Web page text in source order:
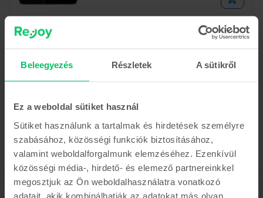
Beleegyezés Részletek A sütikről
Ez a weboldal sütiket használ
Sütiket használunk a tartalmak és hirdetések személyre
szabásához, közösségi funkciók biztosításához,
valamint weboldalforgalmunk elemzéséhez. Ezenkívül
közösségi média-, hirdető- és elemező partnereinkkel
megosztjuk az Ön weboldalhasználatra vonatkozó
adatait, akik kombinálhatják az adatokat más olyan
Samsung Galaxy S22 Ultra 5G Dual Sim
Becsült kiszállítás:
1-3 munkanap
Megtakarítás az újhoz képest: 144.010 Ft